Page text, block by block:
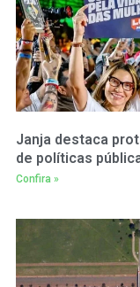
Janja destaca
de políticas
Confira »